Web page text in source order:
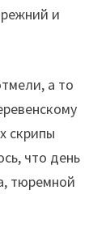
и
а то
скрипы
что день
тюремной